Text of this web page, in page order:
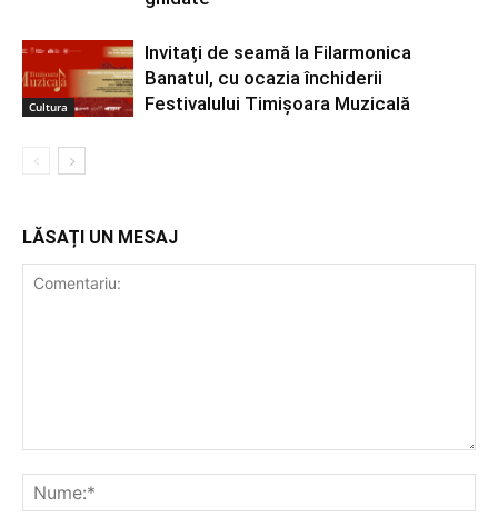
Cultura
Invitați de seamă la Filarmonica
Banatul, cu ocazia închiderii
Festivalului Timișoara Muzicală
LĂSAȚI UN MESAJ